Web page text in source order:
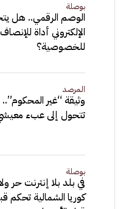
بوصلة
الوصم الرقمي.. هل
الإلكتروني أداة
للخصوصية؟
المرصد
وثيقة “غير المحكوم”..
تتحول إلى عبء
بوصلة
في بلد بلا إنترنت حر
كوريا الشمالية تحكم